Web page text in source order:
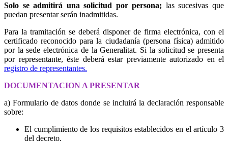
Solo se admitirá una solicitud por persona; las sucesivas que
puedan presentar serán inadmitidas.
Para la tramitación se deberá disponer de firma electrónica, con el
certificado reconocido para la ciudadanía (persona física) admitido
por la sede electrónica de la Generalitat. Si la solicitud se presenta
por representante, éste deberá estar previamente autorizado en el
registro de representantes.
DOCUMENTACION A PRESENTAR
a) Formulario de datos donde se incluirá la declaración responsable
sobre:
El cumplimiento de los requisitos establecidos en el artículo 3
del decreto.